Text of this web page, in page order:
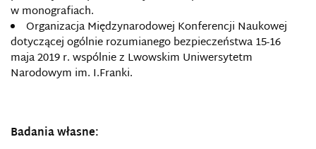
w monografiach.
Organizacja Międzynarodowej Konferencji Naukowej
dotyczącej ogólnie rozumianego bezpieczeństwa 15-16
maja 2019 r. wspólnie z Lwowskim Uniwersytetm
Narodowym im. I.Franki.
Badania własne: